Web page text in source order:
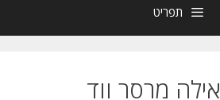
תפריט
אילה מרסר ווד